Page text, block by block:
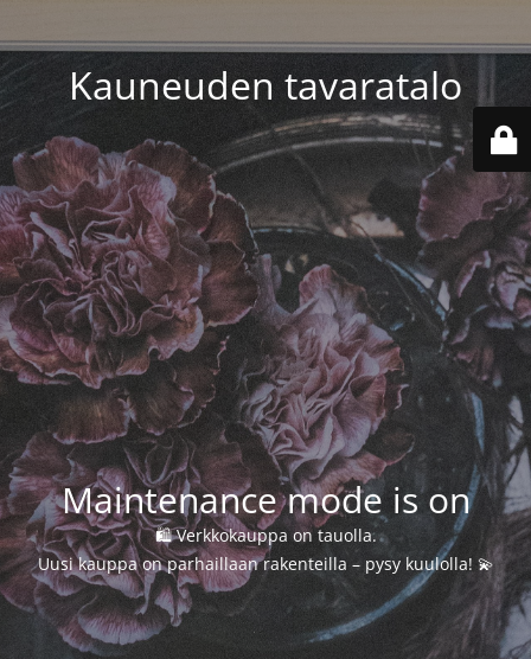
Kauneuden tavaratalo
Maintenance mode is on
🛍️ Verkkokauppa on tauolla.
Uusi kauppa on parhaillaan rakenteilla – pysy kuulolla! 💫